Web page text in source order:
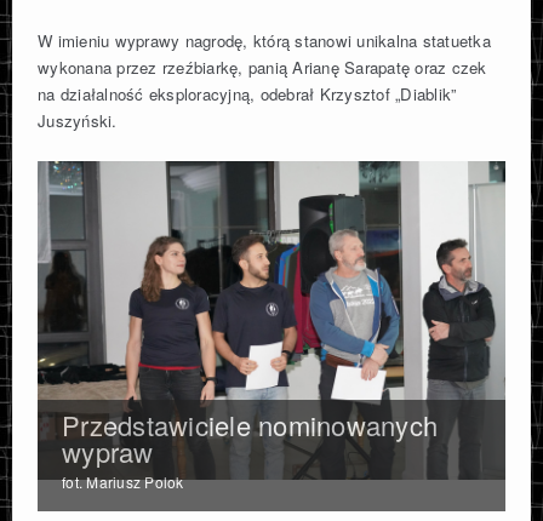
CAVE SNIPER
O FUNDACJI
KONTAKT
W imieniu wyprawy nagrodę, którą stanowi unikalna statuetka
wykonana przez rzeźbiarkę, panią Arianę Sarapatę oraz czek
na działalność eksploracyjną, odebrał Krzysztof „Diablik”
Juszyński.
Przedstawiciele nominowanych
wypraw
fot. Mariusz Polok